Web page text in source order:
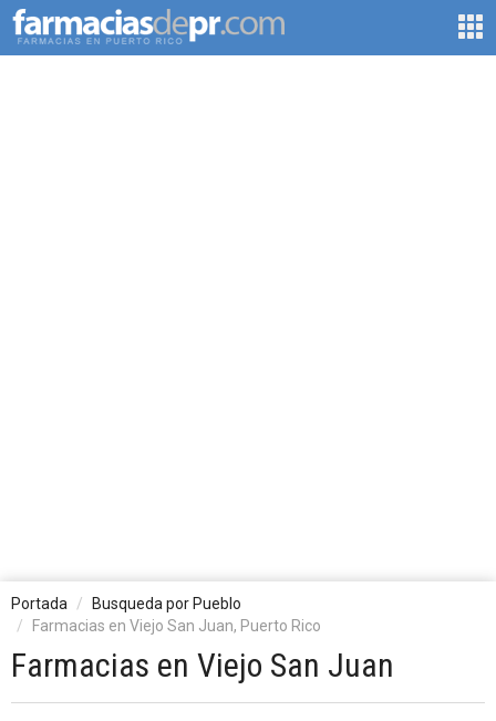
Portada
Busqueda por Pueblo
Farmacias en Viejo San Juan, Puerto Rico
Farmacias en Viejo San Juan